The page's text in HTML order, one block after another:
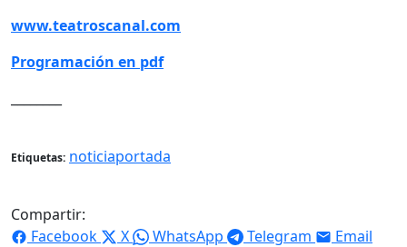
www.teatroscanal.com
Programación en pdf
Etiquetas: noticiaportada
Compartir:
Facebook
X WhatsApp Telegram Email